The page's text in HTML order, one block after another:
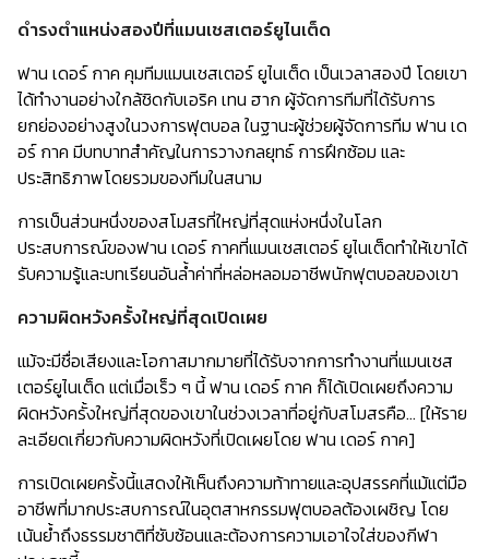
ดำรงตำแหน่งสองปีที่แมนเชสเตอร์ยูไนเต็ด
ฟาน เดอร์ กาค คุมทีมแมนเชสเตอร์ ยูไนเต็ด เป็นเวลาสองปี โดยเขา
ได้ทำงานอย่างใกล้ชิดกับเอริค เทน ฮาก ผู้จัดการทีมที่ได้รับการ
ยกย่องอย่างสูงในวงการฟุตบอล ในฐานะผู้ช่วยผู้จัดการทีม ฟาน เด
อร์ กาค มีบทบาทสำคัญในการวางกลยุทธ์ การฝึกซ้อม และ
ประสิทธิภาพโดยรวมของทีมในสนาม
การเป็นส่วนหนึ่งของสโมสรที่ใหญ่ที่สุดแห่งหนึ่งในโลก
ประสบการณ์ของฟาน เดอร์ กาคที่แมนเชสเตอร์ ยูไนเต็ดทำให้เขาได้
รับความรู้และบทเรียนอันล้ำค่าที่หล่อหลอมอาชีพนักฟุตบอลของเขา
ความผิดหวังครั้งใหญ่ที่สุดเปิดเผย
แม้จะมีชื่อเสียงและโอกาสมากมายที่ได้รับจากการทำงานที่แมนเชส
เตอร์ยูไนเต็ด แต่เมื่อเร็ว ๆ นี้ ฟาน เดอร์ กาค ก็ได้เปิดเผยถึงความ
ผิดหวังครั้งใหญ่ที่สุดของเขาในช่วงเวลาที่อยู่กับสโมสรคือ… [ให้ราย
ละเอียดเกี่ยวกับความผิดหวังที่เปิดเผยโดย ฟาน เดอร์ กาค]
การเปิดเผยครั้งนี้แสดงให้เห็นถึงความท้าทายและอุปสรรคที่แม้แต่มือ
อาชีพที่มากประสบการณ์ในอุตสาหกรรมฟุตบอลต้องเผชิญ โดย
เน้นย้ำถึงธรรมชาติที่ซับซ้อนและต้องการความเอาใจใส่ของกีฬา